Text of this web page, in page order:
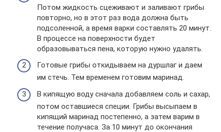
Потом жидкость сцеживают и заливают грибы
повторно, но в этот раз вода должна быть
подсоленной, а время варки составлять 20 минут.
В процессе на поверхности будет
образовываться пена, которую нужно удалять.
Готовые грибы откидываем на дуршлаг и даем
им стечь. Тем временем готовим маринад.
В кипящую воду сначала добавляем соль и сахар,
потом оставшиеся специи. Грибы высыпаем в
кипящий маринад постепенно, а затем варим в
течение получаса. За 10 минут до окончания